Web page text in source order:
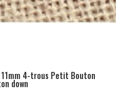
4-trous Petit Bouton
down